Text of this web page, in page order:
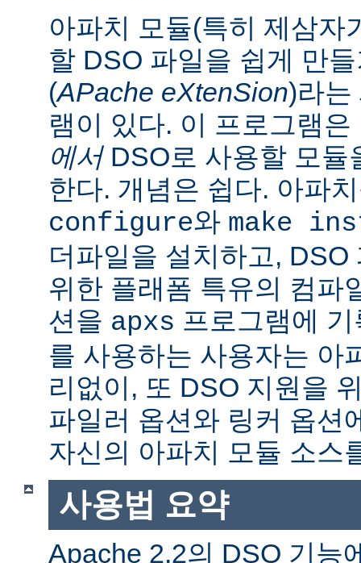
아파치 모듈(특히 제삼자
할 DSO 파일을 쉽게 만
(APache eXtenSion)라는
램이 있다. 이 프로그램
에서DSO로 사용할 모듈
한다. 개념은 쉽다. 아파
configure와 make
더파일을 설치하고,
위한 플래폼 특유의 컴파
션을 apxs 프로그램에
를 사용하는 사용자는 아
리없이, 또 DSO 지원을
파일러 옵션와 링커 옵션
자신의 아파치 모듈 소스
사용법 요약
Apache 2.2의 DSO 기능